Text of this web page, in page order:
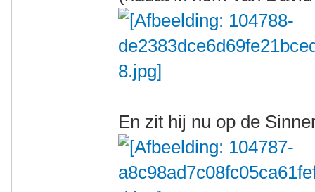
En zit hij nu op de